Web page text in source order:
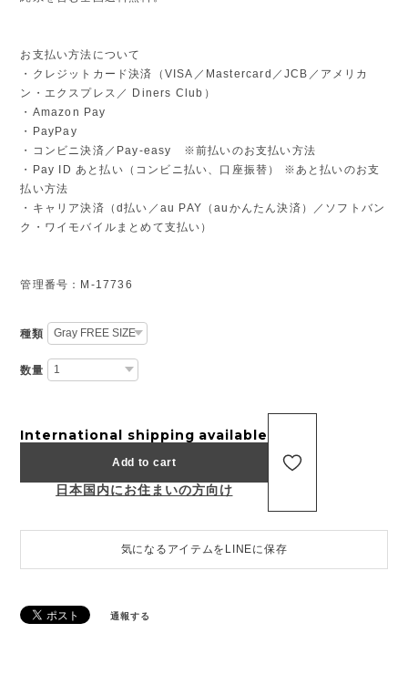
お支払い方法について
・クレジットカード決済（VISA／Mastercard／JCB／アメリカ
ン・エクスプレス／ Diners Club）
・Amazon Pay
・PayPay
・コンビニ決済／Pay-easy ※前払いのお支払い方法
・Pay ID あと払い（コンビニ払い、口座振替） ※あと払いのお支
払い方法
・キャリア決済（d払い／au PAY（auかんたん決済）／ソフトバン
ク・ワイモバイルまとめて支払い）
管理番号：M-17736
種類
数量
International shipping available
Add to cart
日本国内にお住まいの方向け
気になるアイテムをLINEに保存
通報する